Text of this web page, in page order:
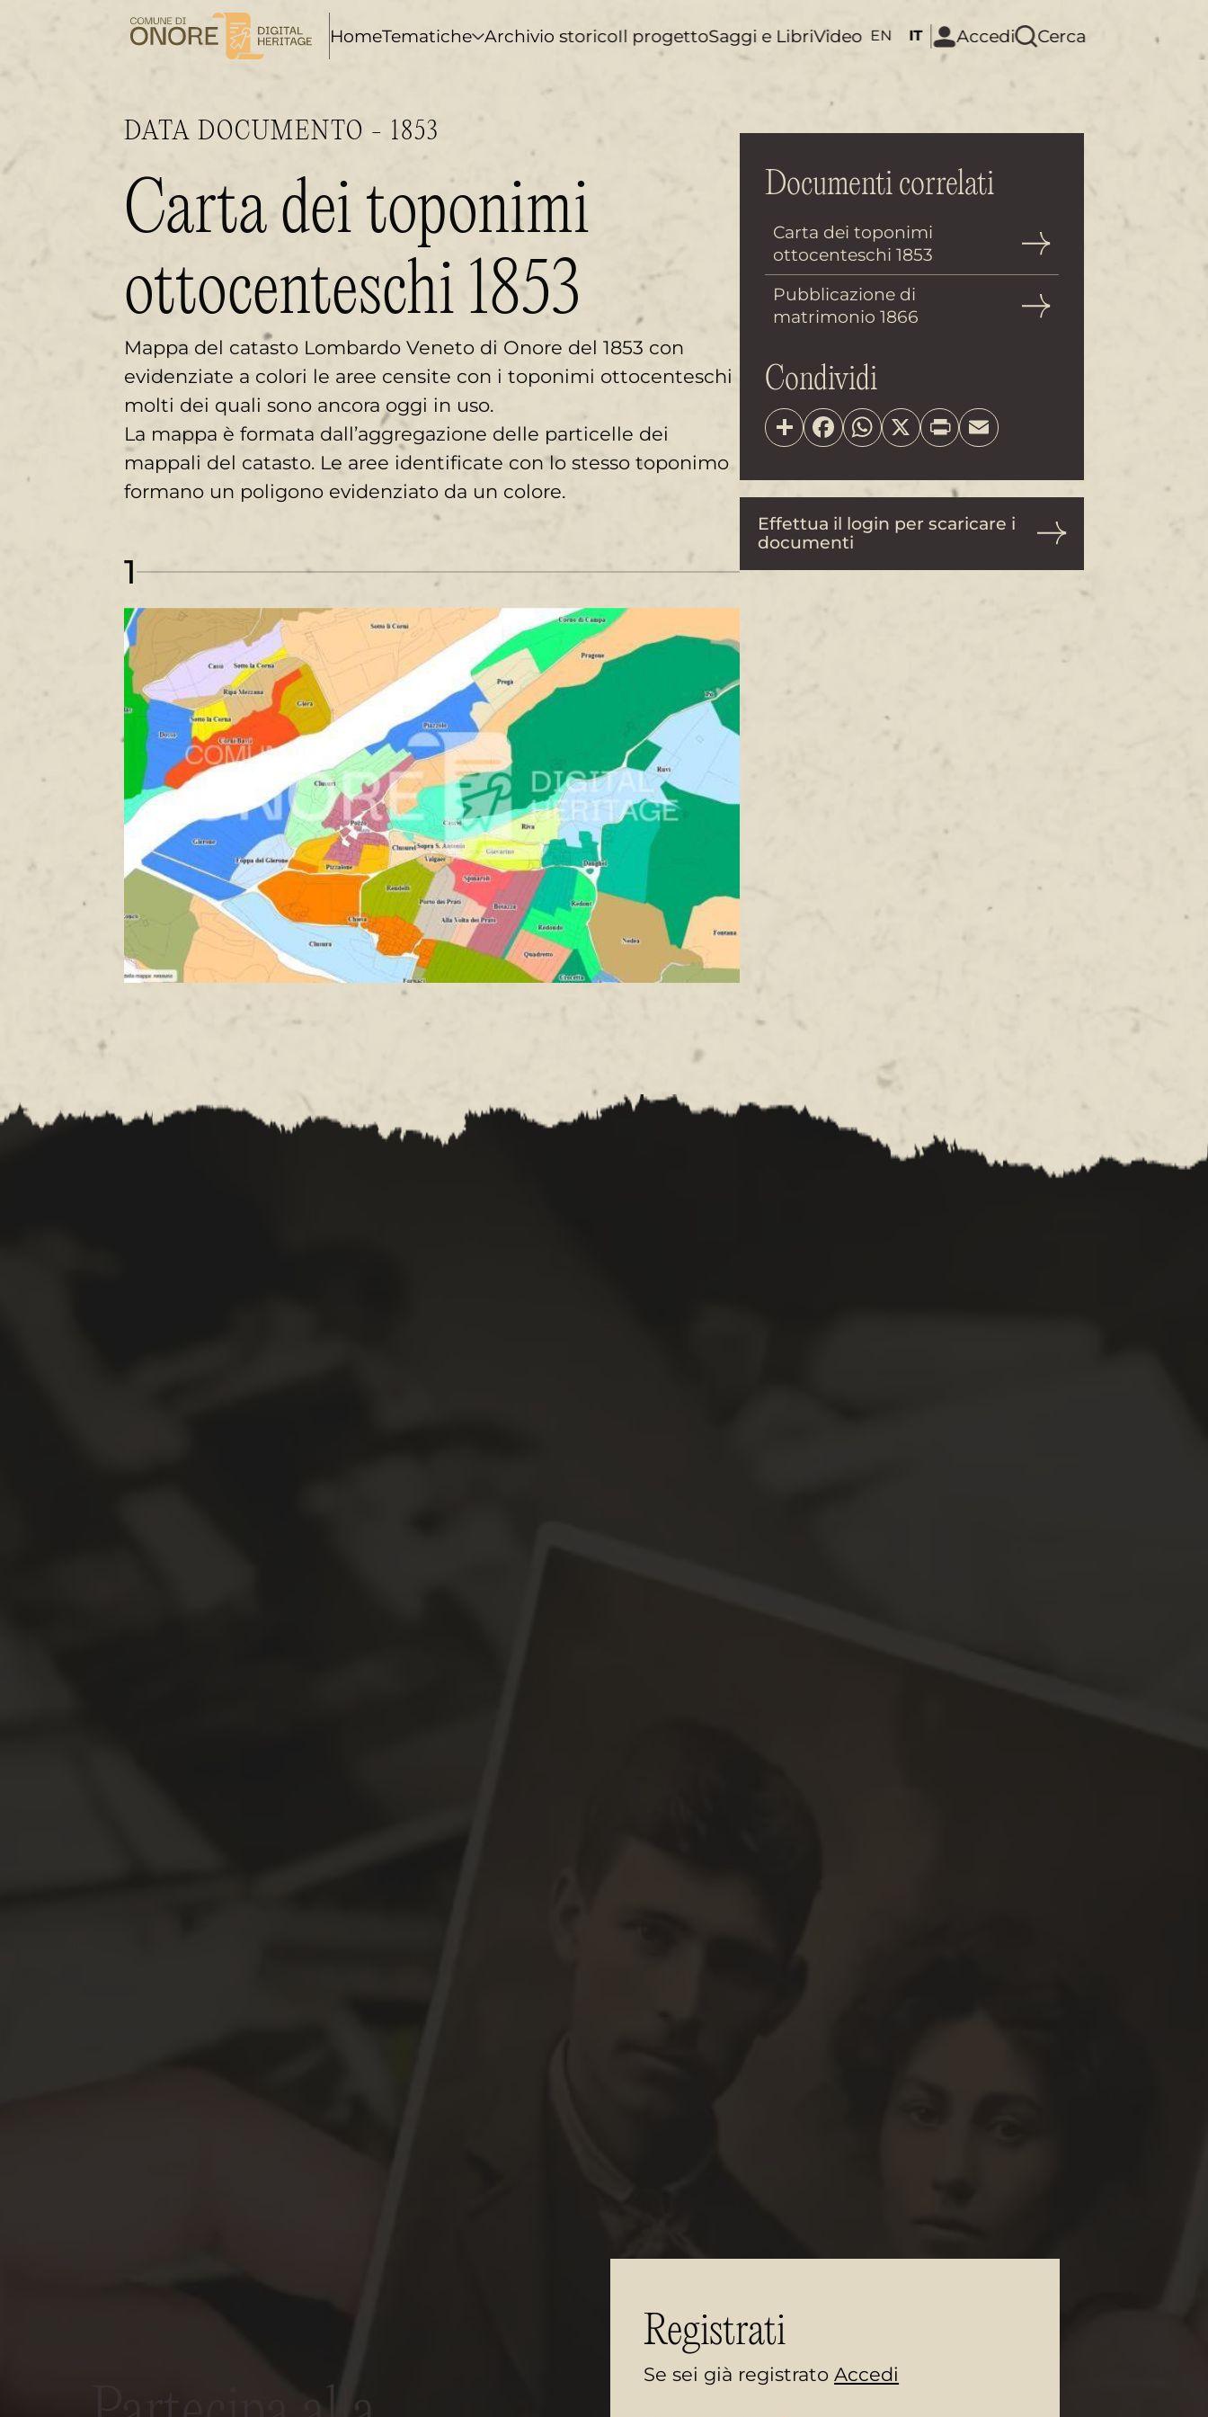
HomeTematiche Archivio storicoIl progettoSaggi e LibriVideo EN IT Accedi Cerca
DATA DOCUMENTO - 1853
Carta dei toponimi
ottocenteschi 1853
Mappa del catasto Lombardo Veneto di Onore del 1853 con
evidenziate a colori le aree censite con i toponimi ottocenteschi
molti dei quali sono ancora oggi in uso.
La mappa è formata dall’aggregazione delle particelle dei
mappali del catasto. Le aree identificate con lo stesso toponimo
formano un poligono evidenziato da un colore.
1
Documenti correlati
Carta dei toponimi
ottocenteschi 1853
Pubblicazione di
matrimonio 1866
Condividi
ShareFacebook
WhatsApp
X PrintEmail
Effettua il login per scaricare i
documenti
Registrati
Se sei già registratoAccedi